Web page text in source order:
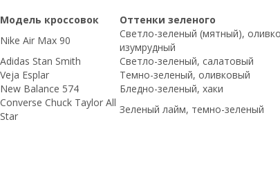
Модель кроссовок Оттенки зеленого
Nike Air Max 90
Светло-зеленый (мятный),
изумрудный
Adidas Stan Smith
Светло-зеленый, салатовый
Veja Esplar
Темно-зеленый, оливковый
New Balance 574
Бледно-зеленый, хаки
Converse Chuck Taylor All
Star
Зеленый лайм, темно-зеленый